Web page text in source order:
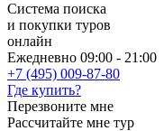
Система поиска
и покупки туров
онлайн
Ежедневно 09:00 - 21:00
+7 (495) 009-87-80
Где купить?
Перезвоните мне
Рассчитайте мне тур